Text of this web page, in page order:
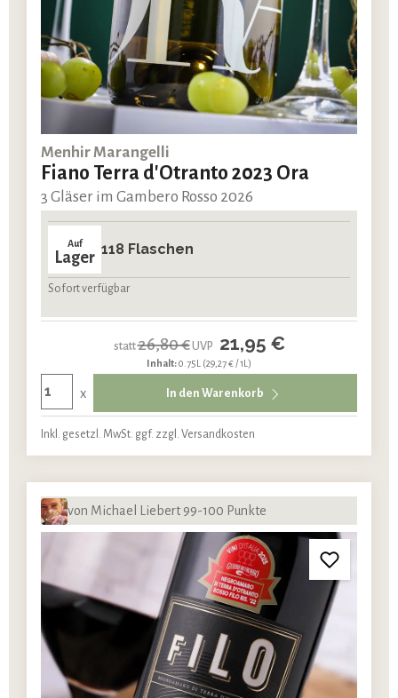
Menhir Marangelli
Fiano Terra d'Otranto 2023 Ora
3 Gläser im Gambero Rosso 2026
Auf
Lager 118 Flaschen
Sofort verfügbar
statt26,80 €UVP 21,95 €
Inhalt:0.75L (29,27 € / 1L)
x In den Warenkorb
Inkl. gesetzl. MwSt. ggf. zzgl. Versandkosten
von Michael Liebert 99-100 Punkte